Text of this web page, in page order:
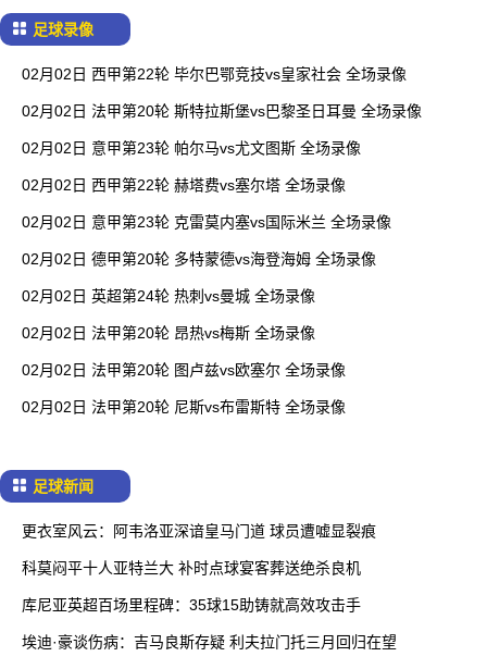
足球录像
02月02日 西甲第22轮 毕尔巴鄂竞技vs皇家社会 全场录像
02月02日 法甲第20轮 斯特拉斯堡vs巴黎圣日耳曼 全场录像
02月02日 意甲第23轮 帕尔马vs尤文图斯 全场录像
02月02日 西甲第22轮 赫塔费vs塞尔塔 全场录像
02月02日 意甲第23轮 克雷莫内塞vs国际米兰 全场录像
02月02日 德甲第20轮 多特蒙德vs海登海姆 全场录像
02月02日 英超第24轮 热刺vs曼城 全场录像
02月02日 法甲第20轮 昂热vs梅斯 全场录像
02月02日 法甲第20轮 图卢兹vs欧塞尔 全场录像
02月02日 法甲第20轮 尼斯vs布雷斯特 全场录像
足球新闻
更衣室风云：阿韦洛亚深谙皇马门道 球员遭嘘显裂痕
科莫闷平十人亚特兰大 补时点球宴客葬送绝杀良机
库尼亚英超百场里程碑：35球15助铸就高效攻击手
埃迪·豪谈伤病：吉马良斯存疑 利夫拉门托三月回归在望